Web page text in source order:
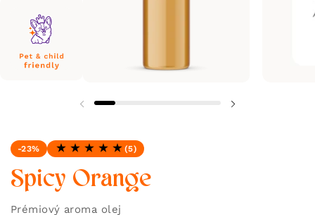
-23%
Hodnotenie: 5.0 z 5
(5)
Spicy Orange
Prémiový aroma olej